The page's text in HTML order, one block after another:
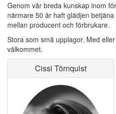
Genom vår breda kunskap inom
närmare 50 år haft glädjen
mellan producent och förbrukare.
Stora som små upplagor. Med
välkommet.
Cissi Törnquist